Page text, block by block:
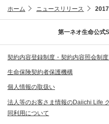
ホーム ニュースリリース
第一ネオ生命公式
契約内容登録制度・契約内容照会制
生命保険契約者保護機構
個人情報の取扱い
法人等のお客さま情報のDaiichi Life
同利用について